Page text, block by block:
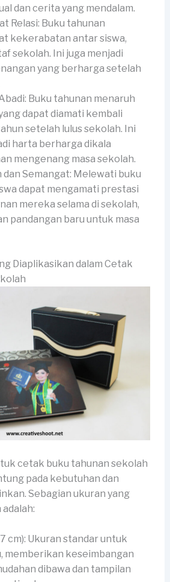
dan cerita yang mendalam.
Relasi: Buku tahunan
kekerabatan antar siswa,
sekolah. Ini juga menjadi
yang berharga setelah
Buku tahunan menaruh
dapat diamati kembali
setelah lulus sekolah. Ini
harta berharga dikala
mengenang masa sekolah.
dan Semangat: Melewati buku
dapat mengamati prestasi
mereka selama di sekolah,
pandangan baru untuk masa
Diaplikasikan dalam Cetak
cetak buku tahunan sekolah
pada kebutuhan dan
Sebagian ukuran yang
cm): Ukuran standar untuk
memberikan keseimbangan
dibawa dan tampilan